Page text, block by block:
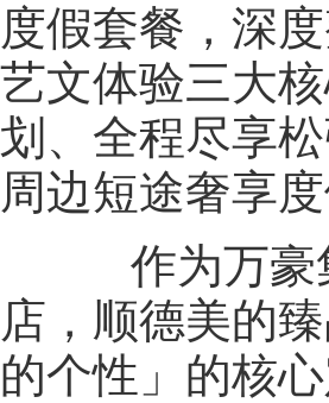
度假套餐，深
艺文体验三大
划、全程尽享
周边短途奢享
作为万豪集
店，顺德美的
的个性」的核